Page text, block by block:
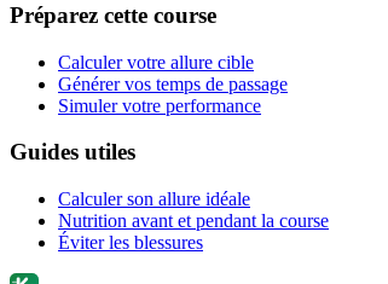
Préparez cette course
Calculer votre allure cible
Générer vos temps de passage
Simuler votre performance
Guides utiles
Calculer son allure idéale
Nutrition avant et pendant la course
Éviter les blessures